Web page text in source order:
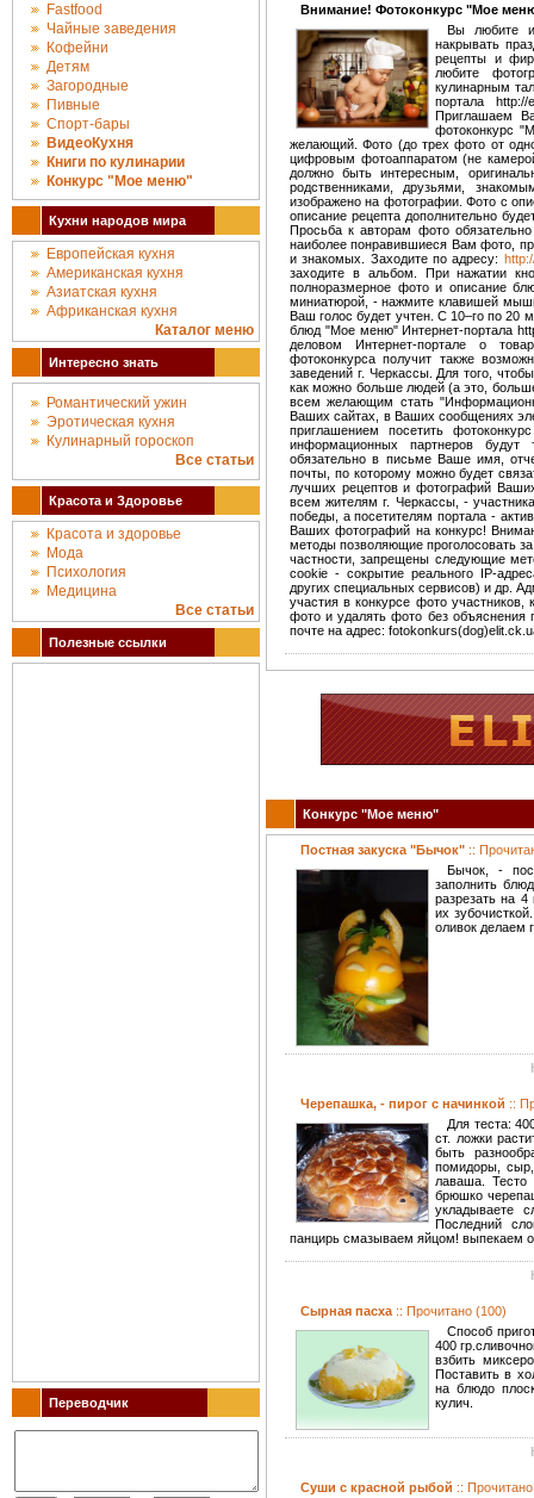
Fastfood
Чайные заведения
Кофейни
Детям
Загородные
Пивные
Спорт-бары
ВидеоКухня
Книги по кулинарии
Конкурc "Мое меню"
Кухни народов мира
Европейская кухня
Американская кухня
Азиатская кухня
Африканская кухня
Каталог меню
Интересно знать
Романтический ужин
Эротическая кухня
Кулинарный гороскоп
Все статьи
Красота и Здоровье
Красота и здоровье
Мода
Психология
Медицина
Все статьи
Полезные ссылки
Переводчик
Внимание! Фотоконкурс "Мое
Вы любите и
накрывать
рецепты и
любите
кулинарным
портала
Приглашаем
фотоконкурс
желающий. Фото (до трех фото от
цифровым фотоаппаратом (не
должно быть интересным,
родственниками, друзьями,
изображено на фотографии. Фото с
описание рецепта дополнительно
Просьба к авторам фото
наиболее понравившиеся Вам фото,
и знакомых. Заходите по адресу:
заходите в альбом. При нажатии
полноразмерное фото и описание
миниатюрой, - нажмите клавишей
Ваш голос будет учтен. С 10–го по 20
блюд "Мое меню" Интернет-портала
деловом Интернет-портале о
фотоконкурса получит также
заведений г. Черкассы. Для того,
как можно больше людей (а это,
всем желающим стать
Ваших сайтах, в Ваших сообщениях
приглашением посетить
информационных партнеров
обязательно в письме Ваше имя,
почты, по которому можно будет
лучших рецептов и фотографий
всем жителям г. Черкассы, -
победы, а посетителям портала -
Ваших фотографий на конкурс!
методы позволяющие проголосовать
частности, запрещены следующие
cookie - сокрытие реального IP-
других специальных сервисов) и др.
участия в конкурсе фото участников,
фото и удалять фото без объяснения
почте на адрес:
Конкурс "Мое меню"
Постная закуска "Бычок" ::
Бычок, -
заполнить
разрезать на
их
оливок делаем
Черепашка, - пирог с начинкой ::
Для теста:
ст. ложки
быть
помидоры,
лаваша. Тесто
брюшко
укладываете
Последний
панцирь смазываем яйцом! выпекаем
Сырная пасха :: Прочитано (100)
Способ
400
взбить
Поставить в
на блюдо
кулич.
Суши с красной рыбой ::